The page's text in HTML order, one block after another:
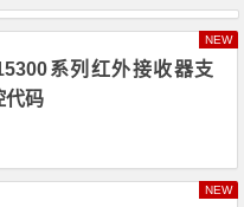
系列红外接收器支
代码
NEW
NEW